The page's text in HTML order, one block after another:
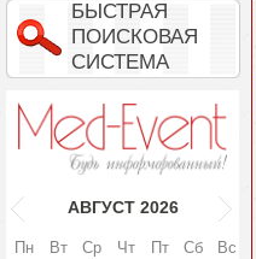
БЫСТРАЯ
ПОИСКОВАЯ
СИСТЕМА
АВГУСТ 2026
Пн Вт Ср Чт Пт Сб
Вс